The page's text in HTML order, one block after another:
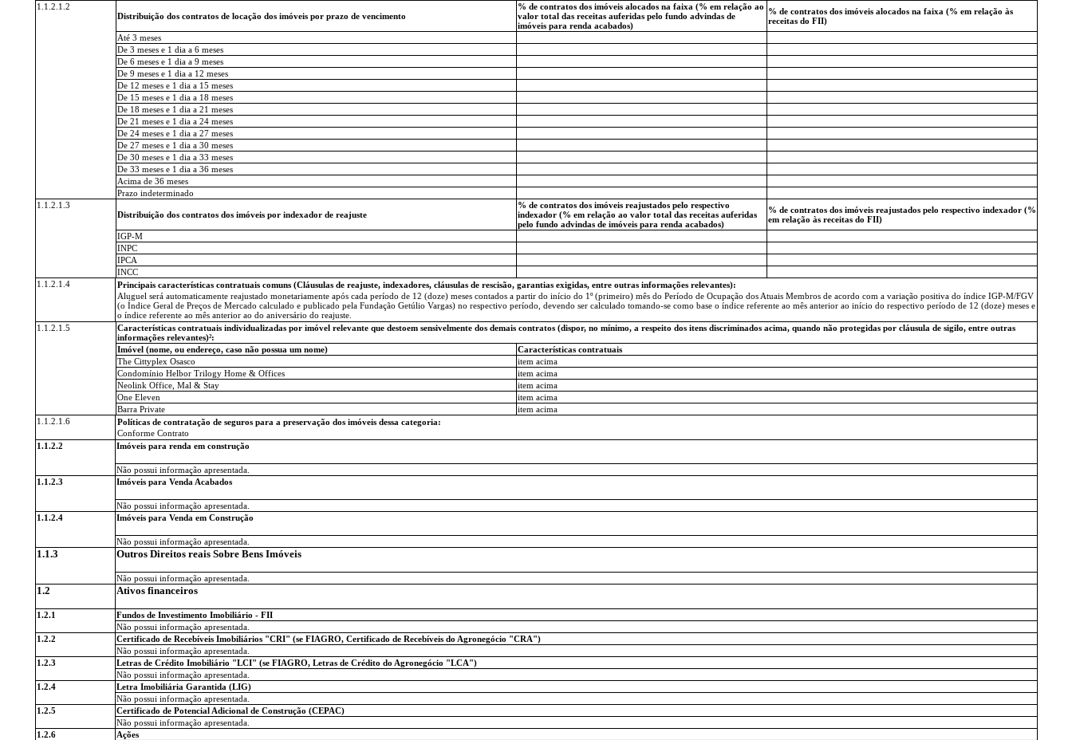
1.1.2.1.2
Distribuição dos contratos de locação dos imóveis por prazo de vencimento
% de contratos dos imóveis alocados na faixa (% em relação ao
valor total das receitas auferidas pelo fundo advindas de
imóveis para renda acabados)
% de contratos dos imóveis alocados na faixa (% em relação às
receitas do FII)
Até 3 meses
De 3 meses e 1 dia a 6 meses
De 6 meses e 1 dia a 9 meses
De 9 meses e 1 dia a 12 meses
De 12 meses e 1 dia a 15 meses
De 15 meses e 1 dia a 18 meses
De 18 meses e 1 dia a 21 meses
De 21 meses e 1 dia a 24 meses
De 24 meses e 1 dia a 27 meses
De 27 meses e 1 dia a 30 meses
De 30 meses e 1 dia a 33 meses
De 33 meses e 1 dia a 36 meses
Acima de 36 meses
Prazo indeterminado
1.1.2.1.3
Distribuição dos contratos dos imóveis por indexador de reajuste
% de contratos dos imóveis reajustados pelo respectivo
indexador (% em relação ao valor total das receitas auferidas
pelo fundo advindas de imóveis para renda acabados)
% de contratos dos imóveis reajustados pelo respectivo indexador (%
em relação às receitas do FII)
IGP-M
INPC
IPCA
INCC
1.1.2.1.4
Principais características contratuais comuns (Cláusulas de reajuste, indexadores, cláusulas de rescisão, garantias exigidas, entre outras informações relevantes):
Aluguel será automaticamente reajustado monetariamente após cada período de 12 (doze) meses contados a partir do início do 1º (primeiro) mês do Período de Ocupação dos Atuais Membros de acordo com a variação positiva do índice IGP-M/FGV
(o Índice Geral de Preços de Mercado calculado e publicado pela Fundação Getúlio Vargas) no respectivo período, devendo ser calculado tomando-se como base o índice referente ao mês anterior ao início do respectivo período de 12 (doze) meses e
o índice referente ao mês anterior ao do aniversário do reajuste.
1.1.2.1.5
Características contratuais individualizadas por imóvel relevante que destoem sensivelmente dos demais contratos (dispor, no mínimo, a respeito dos itens discriminados acima, quando não protegidas por cláusula de sigilo, entre outras
informações relevantes)²:
Imóvel (nome, ou endereço, caso não possua um nome)
Características contratuais
The Cittyplex Osasco
item acima
Condomínio Helbor Trilogy Home & Offices
item acima
Neolink Office, Mal & Stay
item acima
One Eleven
item acima
Barra Private
item acima
1.1.2.1.6
Políticas de contratação de seguros para a preservação dos imóveis dessa categoria:
Conforme Contrato
1.1.2.2
Imóveis para renda em construção
Não possui informação apresentada.
1.1.2.3
Imóveis para Venda Acabados
Não possui informação apresentada.
1.1.2.4
Imóveis para Venda em Construção
Não possui informação apresentada.
1.1.3 Outros Direitos reais Sobre Bens Imóveis
Não possui informação apresentada.
1.2 Ativos financeiros
1.2.1
Fundos de Investimento Imobiliário - FII
Não possui informação apresentada.
1.2.2
Certificado de Recebíveis Imobiliários "CRI" (se FIAGRO, Certificado de Recebíveis do Agronegócio "CRA")
Não possui informação apresentada.
1.2.3
Letras de Crédito Imobiliário "LCI" (se FIAGRO, Letras de Crédito do Agronegócio "LCA")
Não possui informação apresentada.
1.2.4
Letra Imobiliária Garantida (LIG)
Não possui informação apresentada.
1.2.5
Certificado de Potencial Adicional de Construção (CEPAC)
Não possui informação apresentada.
1.2.6
Ações